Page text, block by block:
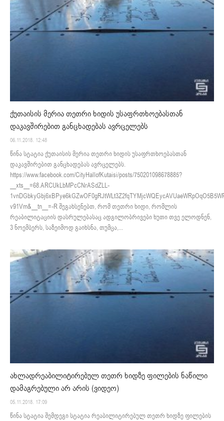
ქუთაისის მერია თეთრი ხიდის უსაფრთხოებასთან
დაკავშირებით განცხადებას ავრცელებს
06.11.2018. 12:48
წინა სტატია ქუთაისის მერია თეთრი ხიდის უსაფრთხოებასთან
დაკავშირებით განცხადებას ავრცელებს.
https://www.facebook.com/CityHallofKutaisi/posts/750201098678885?
__xts__=68.ARCUkLbMPcCNrASdZLL-
v91Vm&__tn__=-R შეგახსენებთ, რომ თეთრი ხიდი, რომლის
რეაბილიტაციის დასრულებასაც ადგილობრივები ხუთი თვე ელოდნენ,
3 ნოემბერს, საზეიმოდ გაიხსნა, თუმცა,...
ახლადრეაბილიტირებულ თეთრ ხიდზე ფილების ნაწილი
დამაგრებული არ არის (ვიდეო)
05.11.2018. 17:09
წინა სტატია შემდეგი სტატია რეაბილიტირებულ თეთრ ხიდზე ფილების